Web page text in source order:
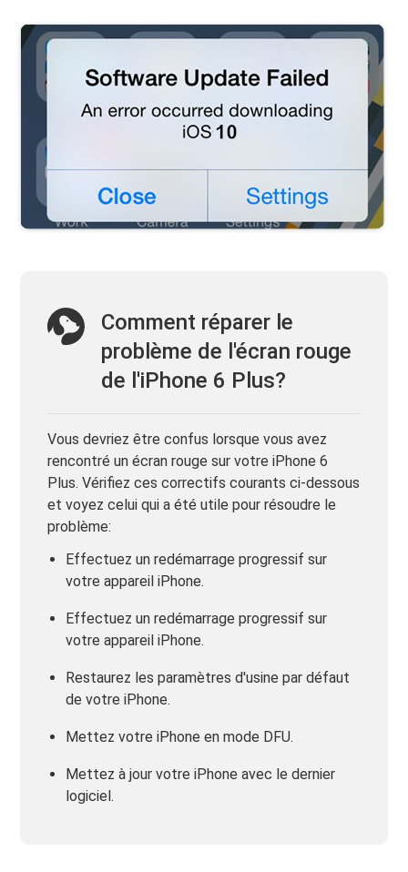
Comment réparer le
problème de l'écran rouge
de l'iPhone 6 Plus?
Vous devriez être confus lorsque vous avez
rencontré un écran rouge sur votre iPhone 6
Plus. Vérifiez ces correctifs courants ci-dessous
et voyez celui qui a été utile pour résoudre le
problème:
Effectuez un redémarrage progressif sur
votre appareil iPhone.
Effectuez un redémarrage progressif sur
votre appareil iPhone.
Restaurez les paramètres d'usine par défaut
de votre iPhone.
Mettez votre iPhone en mode DFU.
Mettez à jour votre iPhone avec le dernier
logiciel.